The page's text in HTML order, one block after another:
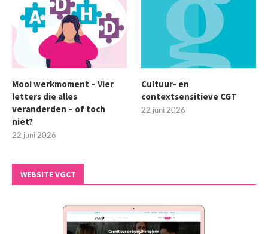
Mooi werkmoment – Vier
letters die alles
veranderden – of toch
niet?
22 juni 2026
Cultuur- en
contextsensitieve CGT
22 juni 2026
WEBSITE VGCT